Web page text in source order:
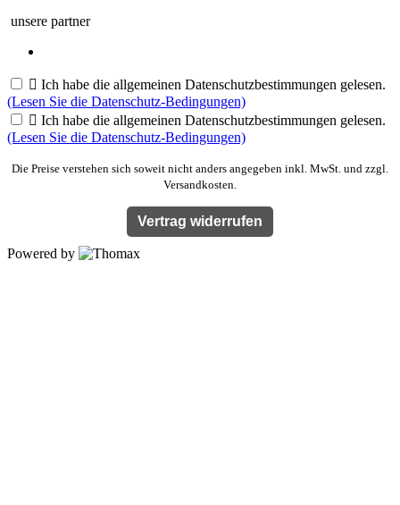
unsere partner
 Ich habe die allgemeinen Datenschutzbestimmungen gelesen.
(Lesen Sie die Datenschutz-Bedingungen)
 Ich habe die allgemeinen Datenschutzbestimmungen gelesen.
(Lesen Sie die Datenschutz-Bedingungen)
Die Preise verstehen sich soweit nicht anders angegeben inkl. MwSt. und zzgl.
Versandkosten.
Vertrag widerrufen
Powered by